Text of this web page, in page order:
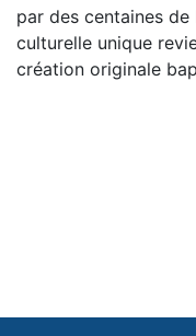
par des centaines
culturelle unique
création originale